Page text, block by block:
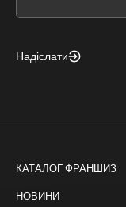
Надіслати
КАТАЛОГ ФРАНШИЗ
НОВИНИ